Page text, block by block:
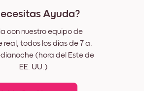
Ayuda?
con nuestro equipo de
real, todos los días de 7 a.
(hora del Este de
EE. UU.)